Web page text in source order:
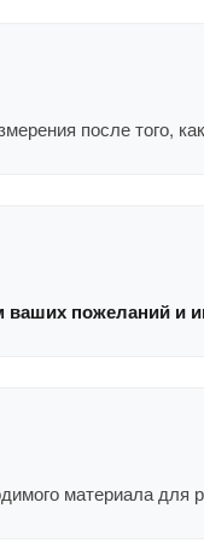
после того,
пожеланий и
материала для